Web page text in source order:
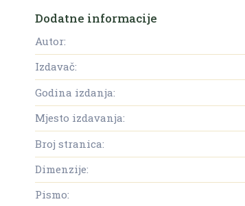
Dodatne informacije
Autor:
Izdavač:
Godina izdanja:
Mjesto izdavanja:
Broj stranica:
Dimenzije:
Pismo: